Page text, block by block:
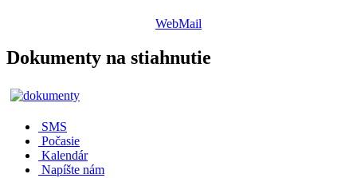
WebMail
Dokumenty na stiahnutie
SMS
Počasie
Kalendár
Napíšte nám